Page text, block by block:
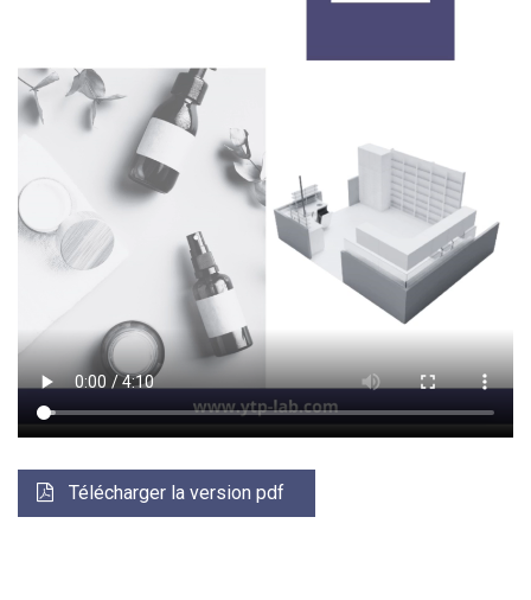
Télécharger la version pdf